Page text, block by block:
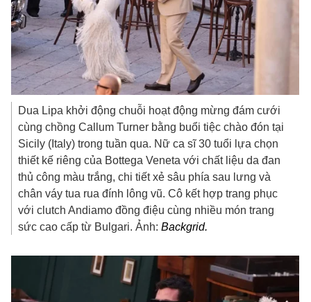
Dua Lipa khởi động chuỗi hoạt động mừng đám cưới
cùng chồng Callum Turner bằng buổi tiệc chào đón tại
Sicily (Italy) trong tuần qua. Nữ ca sĩ 30 tuổi lựa chọn
thiết kế riêng của Bottega Veneta với chất liệu da đan
thủ công màu trắng, chi tiết xẻ sâu phía sau lưng và
chân váy tua rua đính lông vũ. Cô kết hợp trang phục
với clutch Andiamo đồng điệu cùng nhiều món trang
sức cao cấp từ Bulgari. Ảnh:Backgrid.